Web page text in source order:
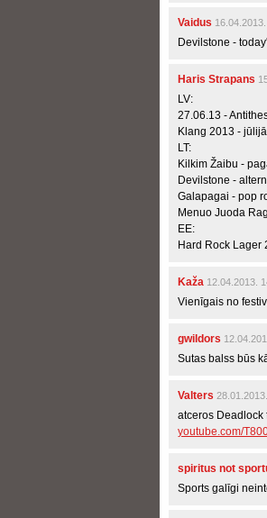
Vaidus
Devilstone -
Haris Strapans
LV:
27.06.13 -
Klang 2013 -
LT:
Kilkim Žaibu -
Devilstone -
Galapagai - pop
Menuo Juoda
EE:
Hard Rock Lager
Kaža 12.04.2013.
Vienīgais no
gwildors
Sutas balss būs
Valters
atceros Deadlock
youtube.com/
spiritus not
Sports galīgi